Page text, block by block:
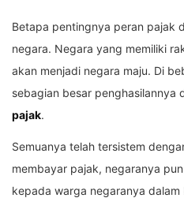
Betapa pentingnya peran pajak
negara. Negara yang memiliki
akan menjadi negara maju. Di
sebagian besar penghasilannya
pajak.
Semuanya telah tersistem
membayar pajak, negaranya
kepada warga negaranya